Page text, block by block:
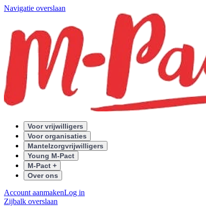
Navigatie overslaan
Voor vrijwilligers
Voor organisaties
Mantelzorgvrijwilligers
Young M-Pact
M-Pact +
Over ons
Account aanmakenLog in
Zijbalk overslaan